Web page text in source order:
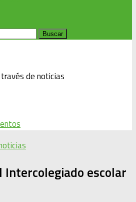
de noticias
Intercolegiado escolar